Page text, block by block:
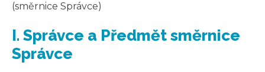
(směrnice Správce)
I. Správce a Předmět směrnice
Správce